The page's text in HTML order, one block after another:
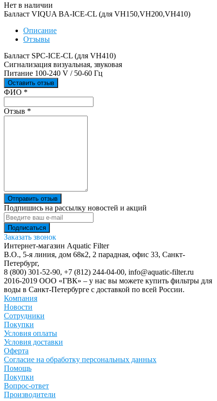
Нет в наличии
Балласт VIQUA BA-ICE-CL (для VH150,VH200,VH410)
Описание
Отзывы
Балласт SPC-ICE-CL (для VH410)
Сигнализация визуальная, звуковая
Питание 100-240 V / 50-60 Гц
Оставить отзыв
Ваш отзыв был отправлен!
ФИО *
Отзыв *
Отправить отзыв
Подпишись на рассылку новостей и акций
Заказать звонок
Интернет-магазин Aquatic Filter
В.О., 5-я линия, дом 68к2, 2 парадная, офис 33, Санкт-
Петербург,
8 (800) 301-52-90, +7 (812) 244-04-00, info@aquatic-filter.ru
2016-2019 ООО «ГВК» – у нас вы можете купить фильтры для
воды в Санкт-Петербурге с доставкой по всей России.
Компания
Новости
Сотрудники
Покупки
Условия оплаты
Условия доставки
Оферта
Согласие на обработку персональных данных
Помощь
Покупки
Вопрос-ответ
Производители